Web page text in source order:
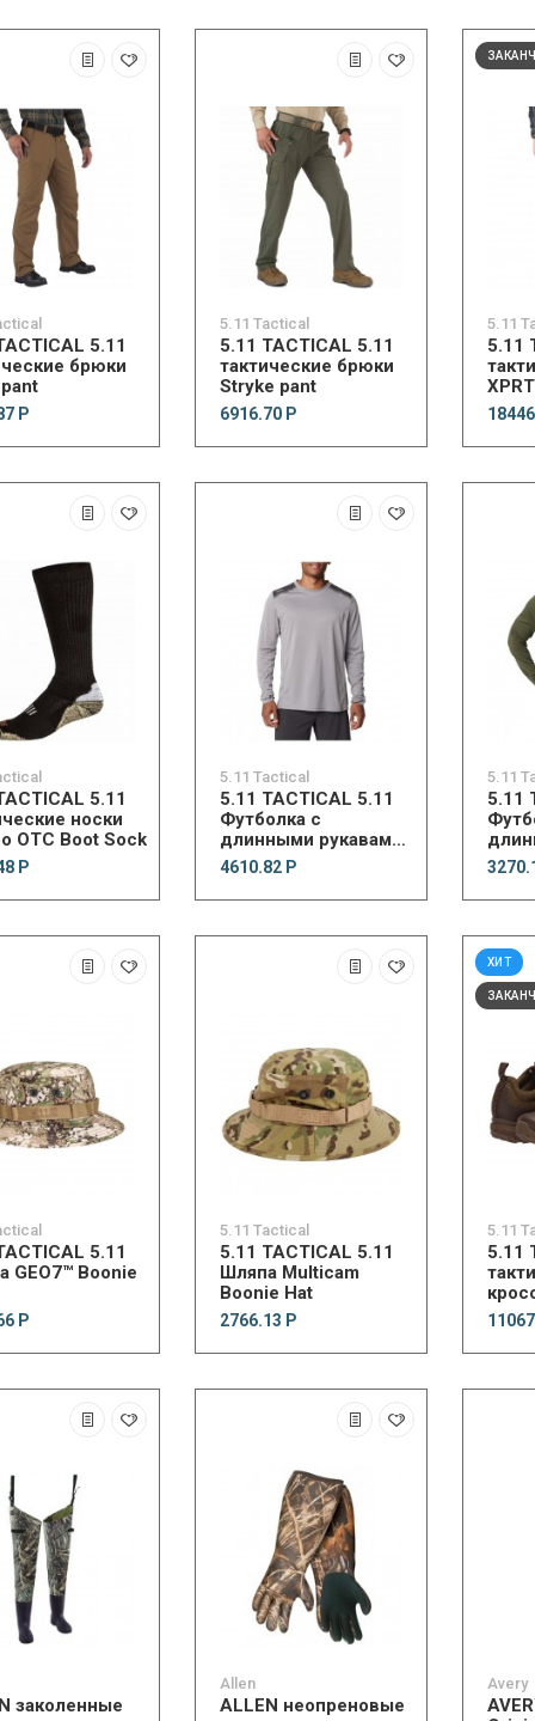
5.11
брюки
Р
5.11 Tactical
5.11 TACTICAL 5.11
тактические брюки
Stryke pant
6916.70 Р
5.11
5.11
5.11
носки
OTC Boot Sock
Р
5.11 Tactical
5.11 TACTICAL 5.11
Футболка с
длинными рукавами
Max Effort Long
Sleeve Shirt
4610.82 Р
5.11
5.11
5.11
GEO7™ Boonie
Р
5.11 Tactical
5.11 TACTICAL 5.11
Шляпа Multicam
Boonie Hat
2766.13 Р
ХИТ
5.11
5.11
заколенные
Allen
ALLEN неопреновые
Avery